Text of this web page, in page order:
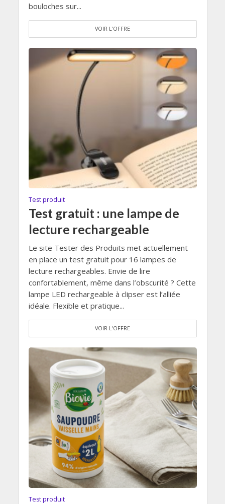
bouloches sur...
VOIR L'OFFRE
Test produit
Test gratuit : une lampe de
lecture rechargeable
Le site Tester des Produits met actuellement
en place un test gratuit pour 16 lampes de
lecture rechargeables. Envie de lire
confortablement, même dans l’obscurité ? Cette
lampe LED rechargeable à clipser est l’alliée
idéale. Flexible et pratique...
VOIR L'OFFRE
Test produit